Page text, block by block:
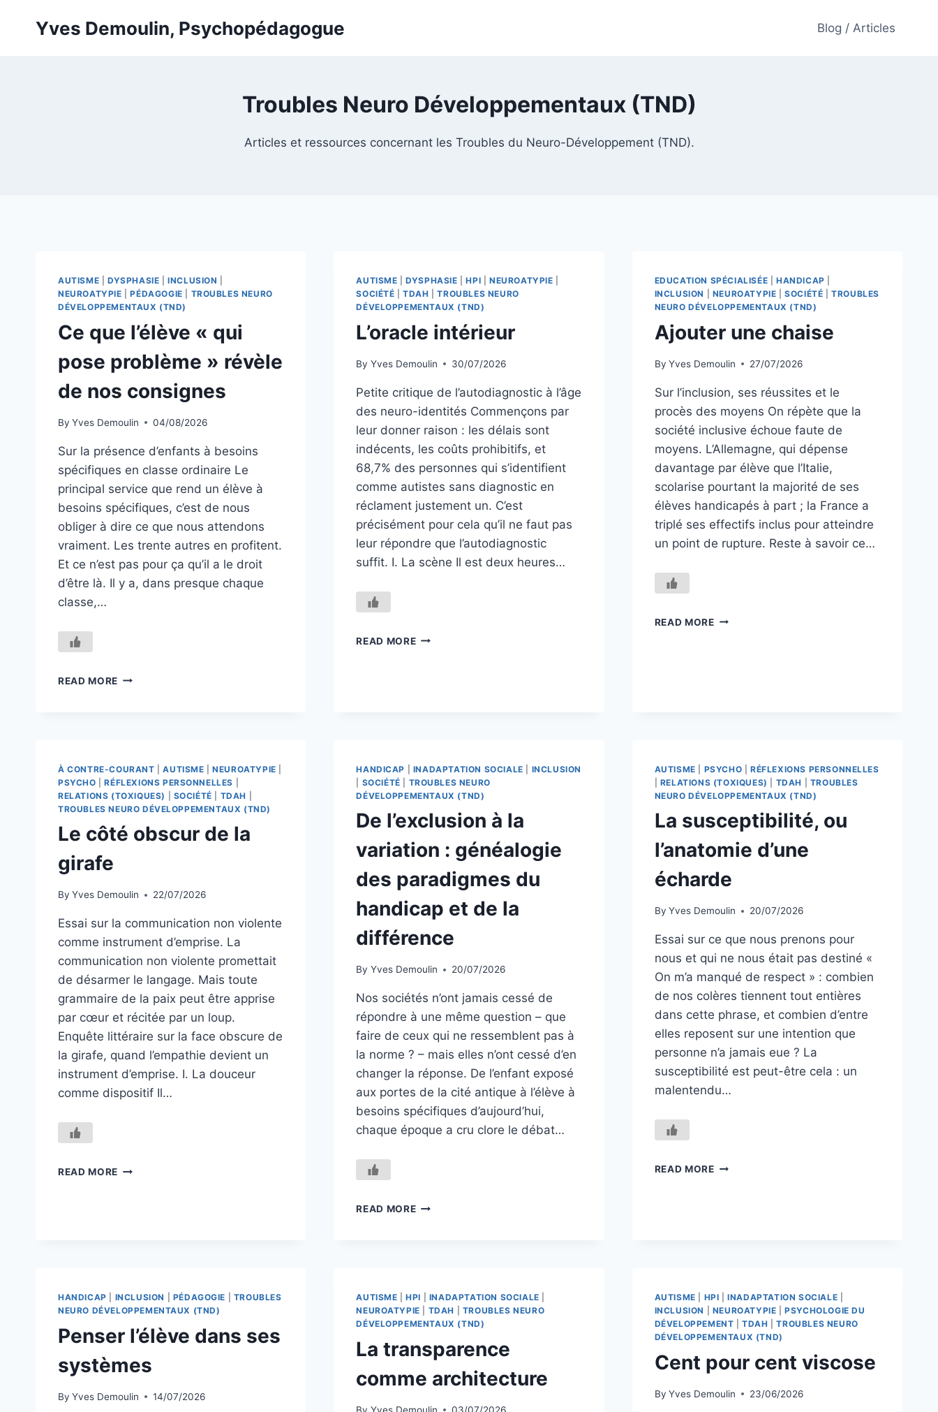
Yves Demoulin, Psychopédagogue Blog / Articles
Troubles Neuro Développementaux (TND)
Articles et ressources concernant les Troubles du Neuro-Développement (TND).
AUTISME DYSPHASIE |INCLUSION
NEUROATYPIE |PÉDAGOGIE
TROUBLES NEURO
DÉVELOPPEMENTAUX (TND)
Ce que l’élève « qui
pose problème » révèle
de nos consignes
By Yves Demoulin 04/08/2026
Sur la présence d’enfants à besoins
spécifiques en classe ordinaire Le
principal service que rend un élève à
besoins spécifiques, c’est de nous
obliger à dire ce que nous attendons
vraiment. Les trente autres en profitent.
Et ce n’est pas pour ça qu’il a le droit
d’être là. Il y a, dans presque chaque
classe,…
READ MORE CE
PROBLÈME
»
RÉVÈLE
DE
NOS
CONSIGNES
AUTISME |DYSPHASIE |HPI |NEUROATYPIE
SOCIÉTÉ |TDAH |TROUBLES NEURO
DÉVELOPPEMENTAUX (TND)
L’oracle intérieur
By Yves Demoulin 30/07/2026
Petite critique de l’autodiagnostic à l’âge
des neuro-identités Commençons par
leur donner raison : les délais sont
indécents, les coûts prohibitifs, et
68,7% des personnes qui s’identifient
comme autistes sans diagnostic en
réclament justement un. C’est
précisément pour cela qu’il ne faut pas
leur répondre que l’autodiagnostic
suffit. I. La scène Il est deux heures…
READ MOREL’ORACLE
EDUCATION SPÉCIALISÉE HANDICAP
INCLUSION
NEUROATYPIE |SOCIÉTÉ |TROUBLES
NEURO DÉVELOPPEMENTAUX (TND)
Ajouter une chaise
By Yves Demoulin 27/07/2026
Sur l’inclusion, ses réussites et le
procès des moyens On répète que la
société inclusive échoue faute de
moyens. L’Allemagne, qui dépense
davantage par élève que l’Italie,
scolarise pourtant la majorité de ses
élèves handicapés à part ; la France a
triplé ses effectifs inclus pour atteindre
un point de rupture. Reste à savoir ce…
READ MOREAJOUTER
À CONTRE-COURANT |AUTISME |NEUROATYPIE
PSYCHO |RÉFLEXIONS PERSONNELLES
RELATIONS (TOXIQUES)
SOCIÉTÉ TDAH
TROUBLES NEURO DÉVELOPPEMENTAUX (TND)
Le côté obscur de la
girafe
By Yves Demoulin 22/07/2026
Essai sur la communication non violente
comme instrument d’emprise. La
communication non violente promettait
de désarmer le langage. Mais toute
grammaire de la paix peut être apprise
par cœur et récitée par un loup.
Enquête littéraire sur la face obscure de
la girafe, quand l’empathie devient un
instrument d’emprise. I. La douceur
comme dispositif Il…
READ MORE
HANDICAP INADAPTATION SOCIALE
INCLUSION
SOCIÉTÉ
TROUBLES NEURO
DÉVELOPPEMENTAUX (TND)
De l’exclusion à la
variation : généalogie
des paradigmes du
handicap et de la
différence
By Yves Demoulin 20/07/2026
Nos sociétés n’ont jamais cessé de
répondre à une même question – que
faire de ceux qui ne ressemblent pas à
la norme ? – mais elles n’ont cessé d’en
changer la réponse. De l’enfant exposé
aux portes de la cité antique à l’élève à
besoins spécifiques d’aujourd’hui,
chaque époque a cru clore le débat…
READ MOREDE
GÉNÉALOGIE
DES
PARADIGMES
HANDICAP
DE
AUTISME PSYCHO
RÉFLEXIONS PERSONNELLES
RELATIONS (TOXIQUES) TDAH
TROUBLES
NEURO DÉVELOPPEMENTAUX (TND)
La susceptibilité, ou
l’anatomie d’une
écharde
By Yves Demoulin 20/07/2026
Essai sur ce que nous prenons pour
nous et qui ne nous était pas destiné «
On m’a manqué de respect » : combien
de nos colères tiennent tout entières
dans cette phrase, et combien d’entre
elles reposent sur une intention que
personne n’a jamais eue ? La
susceptibilité est peut-être cela : un
malentendu…
READ MORELA
HANDICAP INCLUSION PÉDAGOGIE
TROUBLES
NEURO DÉVELOPPEMENTAUX (TND)
Penser l’élève dans ses
systèmes
By Yves Demoulin 14/07/2026
AUTISME |HPI INADAPTATION SOCIALE
NEUROATYPIE
TDAH
TROUBLES NEURO
DÉVELOPPEMENTAUX (TND)
La transparence
comme architecture
By Yves Demoulin 03/07/2026
AUTISME HPI |INADAPTATION SOCIALE
INCLUSION
NEUROATYPIE |PSYCHOLOGIE DU
DÉVELOPPEMENT |TDAH |TROUBLES NEURO
DÉVELOPPEMENTAUX (TND)
Cent pour cent viscose
By Yves Demoulin 23/06/2026